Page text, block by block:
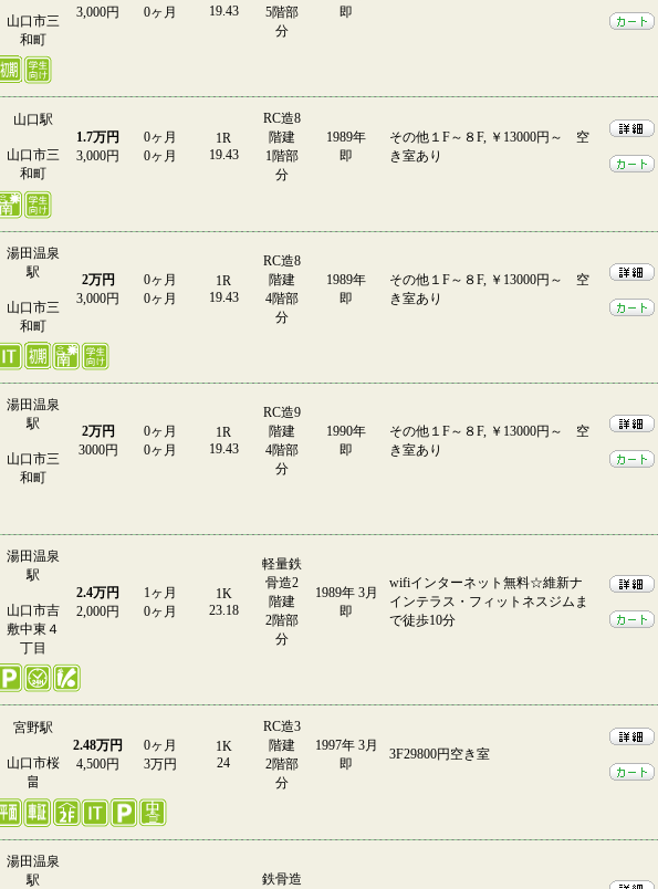
山口市三
和町
3,000円
0ヶ月
19.43
5階部
分
即
山口駅
山口市三
和町
1.7万円
3,000円
0ヶ月
0ヶ月
1R
19.43
RC造8
階建
1階部
分
1989年
即
その他１F～８F, ￥13000円～ 空
き室あり
湯田温泉
駅
山口市三
和町
2万円
3,000円
0ヶ月
0ヶ月
1R
19.43
RC造8
階建
4階部
分
1989年
即
その他１F～８F, ￥13000円～ 空
き室あり
湯田温泉
駅
山口市三
和町
2万円
3000円
0ヶ月
0ヶ月
1R
19.43
RC造9
階建
4階部
分
1990年
即
その他１F～８F, ￥13000円～ 空
き室あり
湯田温泉
駅
山口市吉
敷中東４
丁目
2.4万円
2,000円
1ヶ月
0ヶ月
1K
23.18
軽量鉄
骨造2
階建
2階部
分
1989年 3月
即
wifiインターネット無料☆維新ナ
インテラス・フィットネスジムま
で徒歩10分
宮野駅
山口市桜
畠
2.48万円
4,500円
0ヶ月
3万円
1K
24
RC造3
階建
2階部
分
1997年 3月
即
3F29800円空き室
湯田温泉
駅
鉄骨造